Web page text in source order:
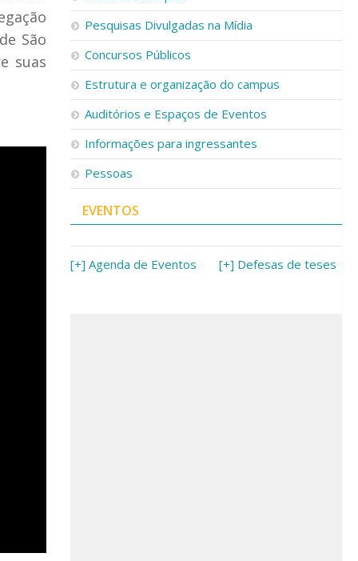
São
suas
Pesquisas Divulgadas na Mídia
Concursos Públicos
Estrutura e organização do campus
Auditórios e Espaços de Eventos
Informações para ingressantes
Pessoas
EVENTOS
[+] Agenda de Eventos [+] Defesas de teses